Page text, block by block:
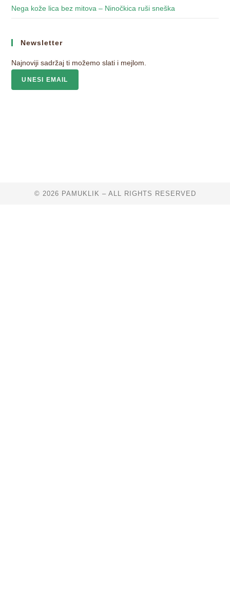
Nega kože lica bez mitova – Ninočkica ruši sneška
Newsletter
Najnoviji sadržaj ti možemo slati i mejlom.
UNESI EMAIL
© 2026 PAMUKLIK – ALL RIGHTS RESERVED